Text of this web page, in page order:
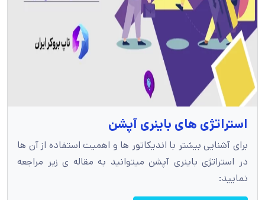
استراتژی های باینری آپشن
برای آشنایی بیشتر با اندیکاتور ها و اهمیت استفاده از آن ها
در استراتژی باینری آپشن میتوانید به مقاله ی زیر مراجعه
نمایید: